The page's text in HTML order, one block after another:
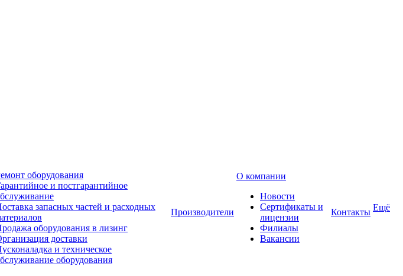
оборудования
и постгарантийное
запасных частей и расходных
оборудования в лизинг
доставки
и техническое
оборудования
Производители
О компании
Новости
Сертификаты и
лицензии
Филиалы
Вакансии
Контакты Ещё